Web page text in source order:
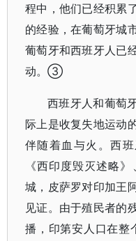
程中，他们已经积累
的经验，在葡萄牙城
葡萄牙和西班牙人已
动。③
西班牙人和葡萄
际上是收复失地运动
伴随着血与火。西
《西印度毁灭述略
城，皮萨罗对印加王
见证。由于殖民者的
播，印第安人口在